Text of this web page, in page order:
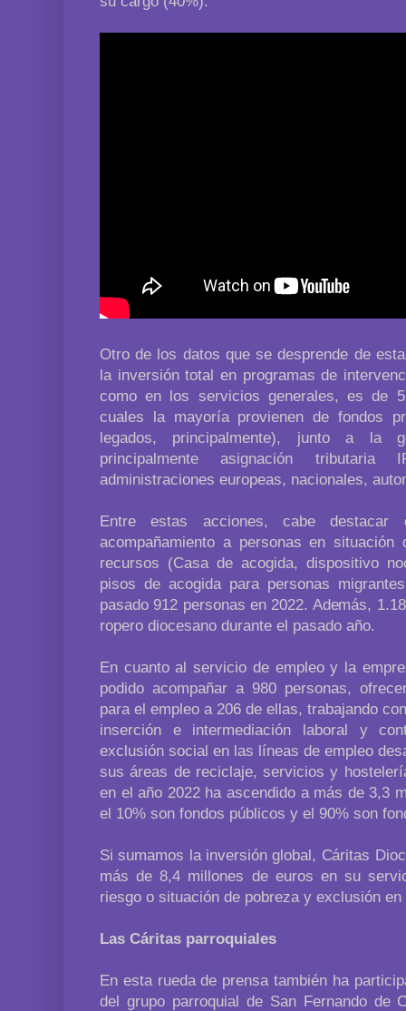
Otro de los datos que se desprende de
la inversión total en programas de
como en los servicios generales, es de
cuales la mayoría provienen de fondos
legados, principalmente), junto a la
principalmente asignación
administraciones europeas, nacionales,
Entre estas acciones, cabe
acompañamiento a personas en
recursos (Casa de acogida, dispositivo
pisos de acogida para personas
pasado 912 personas en 2022. Además,
ropero diocesano durante el pasado año.
En cuanto al servicio de empleo y la
podido acompañar a 980 personas,
para el empleo a 206 de ellas, trabajando
inserción e intermediación laboral y
exclusión social en las líneas de empleo
sus áreas de reciclaje, servicios y
en el año 2022 ha ascendido a más de 3,3
el 10% son fondos públicos y el 90% son
Si sumamos la inversión global, Cáritas
más de 8,4 millones de euros en su
riesgo o situación de pobreza y exclusión
Las Cáritas parroquiales
En esta rueda de prensa también ha
del grupo parroquial de San Fernando de